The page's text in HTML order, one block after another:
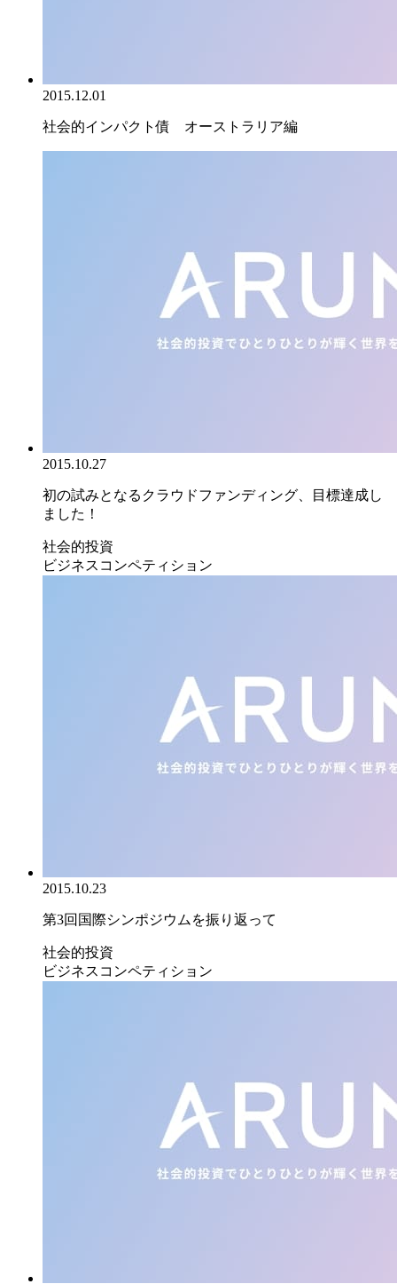
2015.12.01
社会的インパクト債 オーストラリア編
2015.10.27
初の試みとなるクラウドファンディング、目標達成し
ました！
社会的投資
ビジネスコンペティション
2015.10.23
第3回国際シンポジウムを振り返って
社会的投資
ビジネスコンペティション